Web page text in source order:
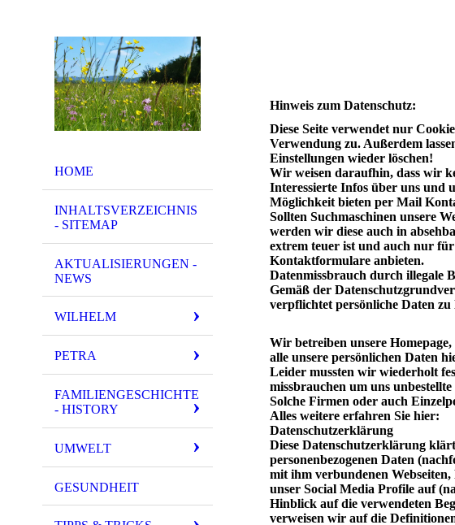
HOME
INHALTSVERZEICHNIS
- SITEMAP
AKTUALISIERUNGEN -
NEWS
WILHELM
PETRA
FAMILIENGESCHICHTE
- HISTORY
UMWELT
GESUNDHEIT
Hinweis zum Datenschutz:
Diese Seite verwendet nur
Verwendung zu. Außerdem
Einstellungen wieder löschen!
Wir weisen daraufhin, dass wir
Interessierte Infos über uns und
Möglichkeit bieten per Mail
Sollten Suchmaschinen unsere
werden wir diese auch in
extrem teuer ist und auch nur für
Kontaktformulare anbieten.
Datenmissbrauch durch illegale
Gemäß der
verpflichtet persönliche Daten
Wir betreiben unsere
alle unsere persönlichen Daten
Leider mussten wir wiederholt
missbrauchen um uns
Solche Firmen oder auch
Alles weitere erfahren Sie hier:
Datenschutzerklärung
Diese Datenschutzerklärung
personenbezogenen Daten
mit ihm verbundenen
unser Social Media Profile auf
Hinblick auf die verwendeten
verweisen wir auf die